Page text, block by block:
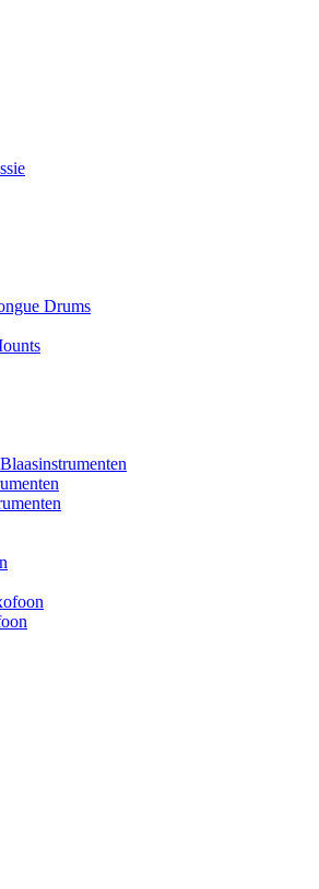
Drums